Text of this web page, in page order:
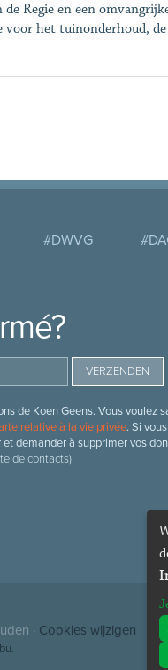
Regie en een
het tuinonderhoud,
#DWVG
de Koen Geens. Vous voulez
relative à la vie privée. Si
demander à supprimer vos
de contacts).
· Cookies wijzigen
.